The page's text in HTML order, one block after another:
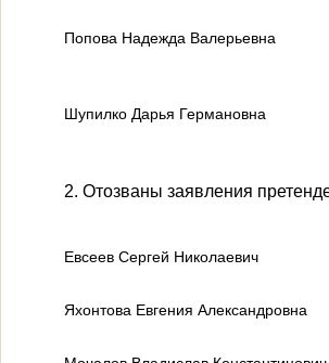
Попова Надежда Валерьевна
Шупилко Дарья Германовна
2. Отозваны заявления
Евсеев Сергей Николаевич
Яхонтова Евгения Александровна